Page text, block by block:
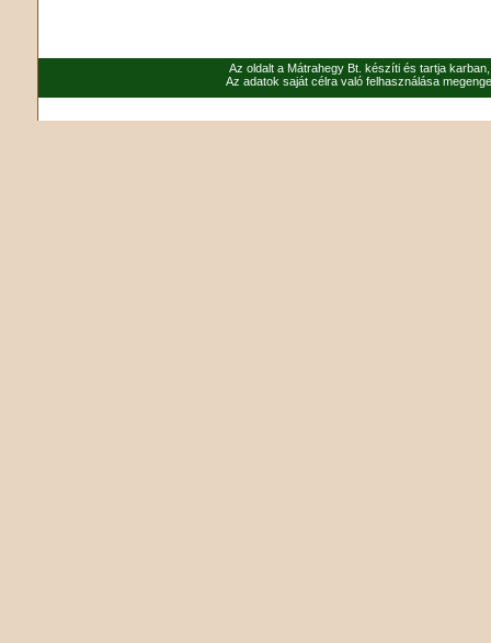
Az oldalt a Mátrahegy Bt. készíti és tartja
Az adatok saját célra való felhasználása